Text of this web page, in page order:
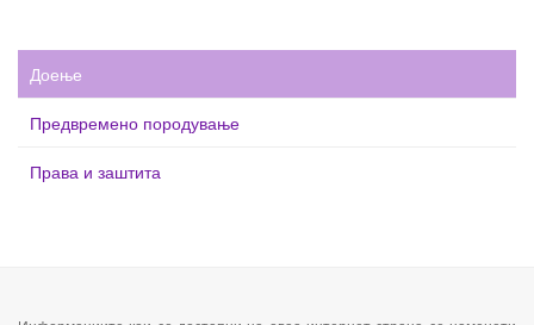
Доење
Предвремено породување
Права и заштита